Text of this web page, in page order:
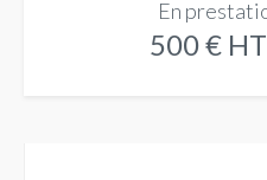
En
500 €